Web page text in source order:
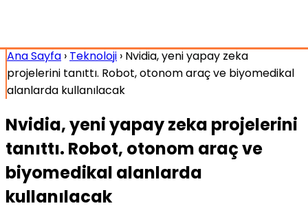
Ana Sayfa › Teknoloji › Nvidia, yeni yapay zeka
projelerini tanıttı. Robot, otonom araç ve biyomedikal
alanlarda kullanılacak
Nvidia, yeni yapay zeka projelerini
tanıttı. Robot, otonom araç ve
biyomedikal alanlarda
kullanılacak